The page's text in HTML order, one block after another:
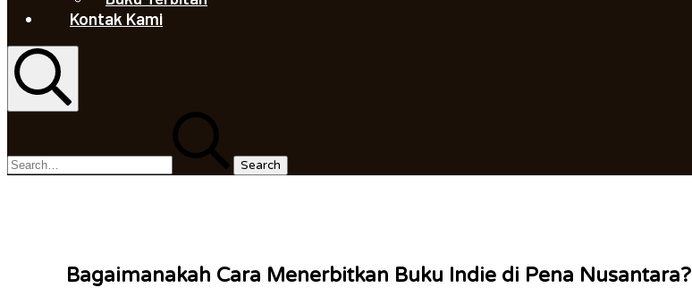
Kontak Kami
Search
Bagaimanakah Cara Menerbitkan Buku Indie di Pena Nusantara?